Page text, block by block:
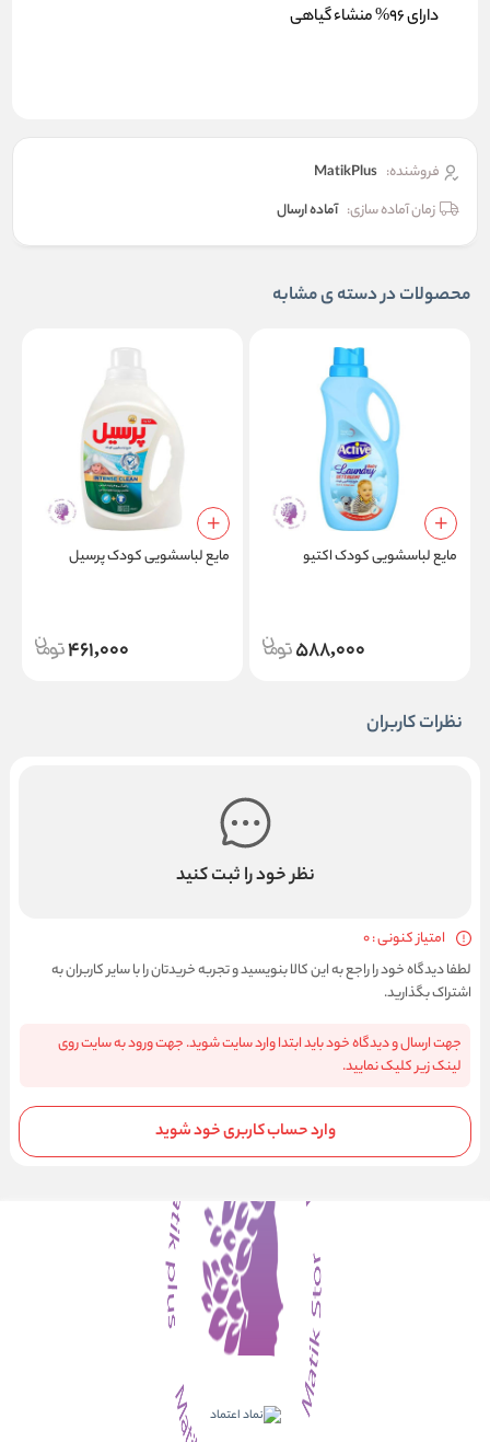
دارای 96% منشاء گیاهی
فروشنده: MatikPlus
زمان آماده سازی: آماده ارسال
محصولات در دسته ی مشابه
مایع لباسشویی کودک اکتیو
588,000
مایع لباسشویی کودک پرسیل
461,000
نظرات کاربران
نظر خود را ثبت کنید
امتیاز کنونی : 0
لطفا دیدگاه خود را راجع به این کالا بنویسید و تجربه خریدتان را با سایر کاربران به
اشتراک بگذارید.
جهت ارسال و دیدگاه خود باید ابتدا وارد سایت شوید. جهت ورود به سایت روی
لینک زیر کلیک نمایید.
وارد حساب کاربری خود شوید